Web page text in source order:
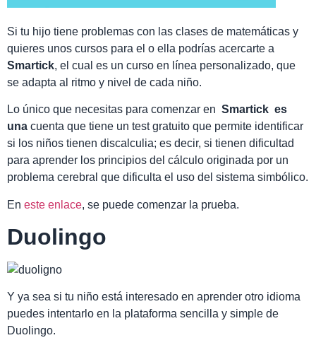
Si tu hijo tiene problemas con las clases de matemáticas y
quieres unos cursos para el o ella podrías acercarte a
Smartick, el cual es un curso en línea personalizado, que
se adapta al ritmo y nivel de cada niño.
Lo único que necesitas para comenzar en Smartick es
una cuenta que tiene un test gratuito que permite identificar
si los niños tienen discalculia; es decir, si tienen dificultad
para aprender los principios del cálculo originada por un
problema cerebral que dificulta el uso del sistema simbólico.
En este enlace, se puede comenzar la prueba.
Duolingo
Y ya sea si tu niño está interesado en aprender otro idioma
puedes intentarlo en la plataforma sencilla y simple de
Duolingo.